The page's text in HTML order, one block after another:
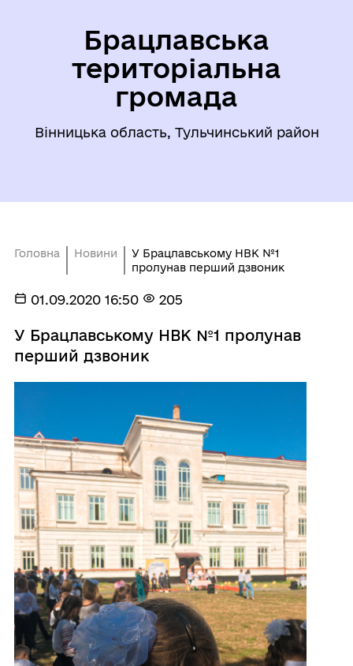
Брацлавська
територіальна
громада
Вінницька область, Тульчинський район
Головна Новини
У Брацлавському НВК №1
пролунав перший дзвоник
01.09.2020 16:50 205
У Брацлавському НВК №1 пролунав
перший дзвоник